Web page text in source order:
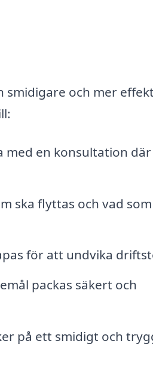
smidigare och mer
en konsultation där
ska flyttas och vad
för att undvika
packas säkert och
på ett smidigt och